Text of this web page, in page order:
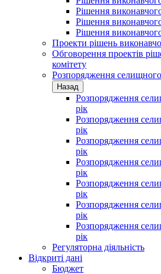
Рішення
Рішення
Рішення
Проекти рішень
Обговорення проектів
комітету
Розпорядження
Назад
Розпорядження
рік
Розпорядження
рік
Розпорядження
рік
Розпорядження
рік
Розпорядження
рік
Розпорядження
рік
Розпорядження
рік
Регуляторна діяльність
Відкриті дані
Бюджет